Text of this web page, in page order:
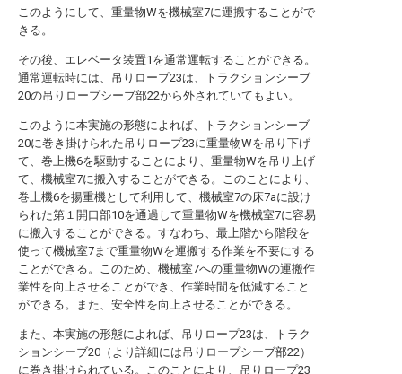
このようにして、重量物Wを機械室7に運搬することがで
きる。
その後、エレベータ装置1を通常運転することができる。
通常運転時には、吊りロープ23は、トラクションシーブ
20の吊りロープシーブ部22から外されていてもよい。
このように本実施の形態によれば、トラクションシーブ
20に巻き掛けられた吊りロープ23に重量物Wを吊り下げ
て、巻上機6を駆動することにより、重量物Wを吊り上げ
て、機械室7に搬入することができる。このことにより、
巻上機6を揚重機として利用して、機械室7の床7aに設け
られた第１開口部10を通過して重量物Wを機械室7に容易
に搬入することができる。すなわち、最上階から階段を
使って機械室7まで重量物Wを運搬する作業を不要にする
ことができる。このため、機械室7への重量物Wの運搬作
業性を向上させることができ、作業時間を低減すること
ができる。また、安全性を向上させることができる。
また、本実施の形態によれば、吊りロープ23は、トラク
ションシーブ20（より詳細には吊りロープシーブ部22）
に巻き掛けられている。このことにより、吊りロープ23